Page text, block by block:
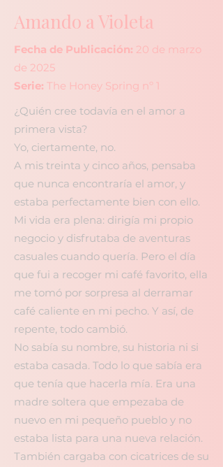
Amando a Violeta
Fecha de Publicación: 20 de marzo
de 2025
Serie: The Honey Spring nº 1
¿Quién cree todavía en el amor a
primera vista?
Yo, ciertamente, no.
A mis treinta y cinco años, pensaba
que nunca encontraría el amor, y
estaba perfectamente bien con ello.
Mi vida era plena: dirigía mi propio
negocio y disfrutaba de aventuras
casuales cuando quería. Pero el día
que fui a recoger mi café favorito, ella
me tomó por sorpresa al derramar
café caliente en mi pecho. Y así, de
repente, todo cambió.
No sabía su nombre, su historia ni si
estaba casada. Todo lo que sabía era
que tenía que hacerla mía. Era una
madre soltera que empezaba de
nuevo en mi pequeño pueblo y no
estaba lista para una nueva relación.
También cargaba con cicatrices de su